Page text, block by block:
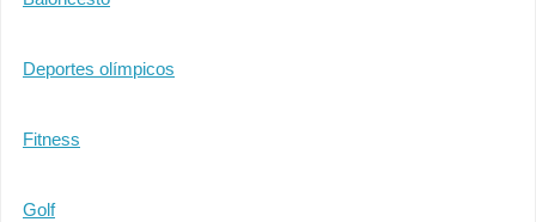
Deportes olímpicos
Fitness
Golf